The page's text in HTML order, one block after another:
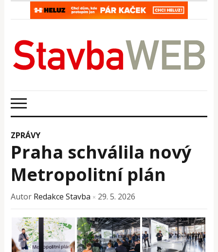
ZPRÁVY
Praha schválila nový
Metropolitní plán
Autor Redakce Stavba × 29. 5. 2026